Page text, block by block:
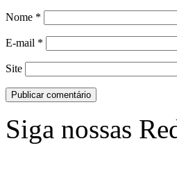
Nome *
E-mail *
Site
Siga nossas